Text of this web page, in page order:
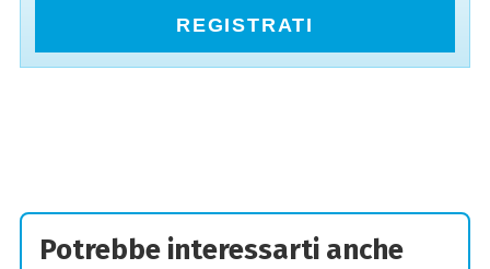
REGISTRATI
Potrebbe interessarti anche